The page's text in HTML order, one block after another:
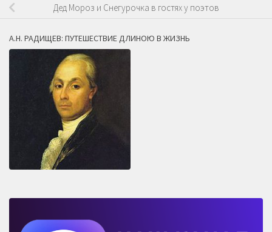
Дед Мороз и Снегурочка в гостях у поэтов
А.Н. РАДИЩЕВ: ПУТЕШЕСТВИЕ ДЛИНОЮ В ЖИЗНЬ